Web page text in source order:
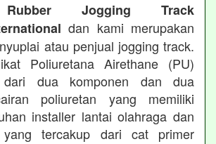
Jogging Track
dan kami merupakan
atau penjual jogging track.
Poliuretana Airethane (PU)
dua komponen dan dua
poliuretan yang memiliki
installer lantai olahraga dan
yang tercakup dari cat primer